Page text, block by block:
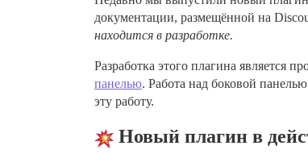
документации, размещённой на
находится в разработке.
Разработка этого плагина является
панелью. Работа над боковой
эту работу.
Новый плагин в